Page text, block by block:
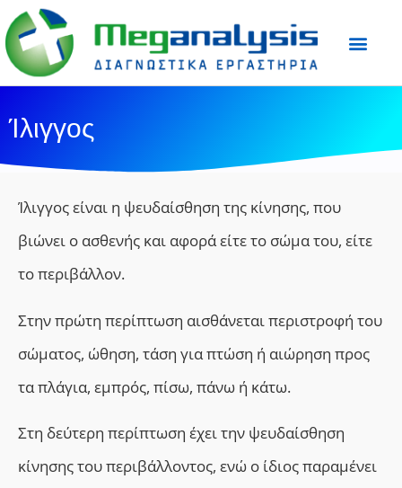
Ίλιγγος
Ίλιγγος είναι η ψευδαίσθηση της κίνησης, που
βιώνει ο ασθενής και αφορά είτε το σώμα του, είτε
το περιβάλλον.
Στην πρώτη περίπτωση αισθάνεται περιστροφή του
σώματος, ώθηση, τάση για πτώση ή αιώρηση προς
τα πλάγια, εμπρός, πίσω, πάνω ή κάτω.
Στη δεύτερη περίπτωση έχει την ψευδαίσθηση
κίνησης του περιβάλλοντος, ενώ ο ίδιος παραμένει